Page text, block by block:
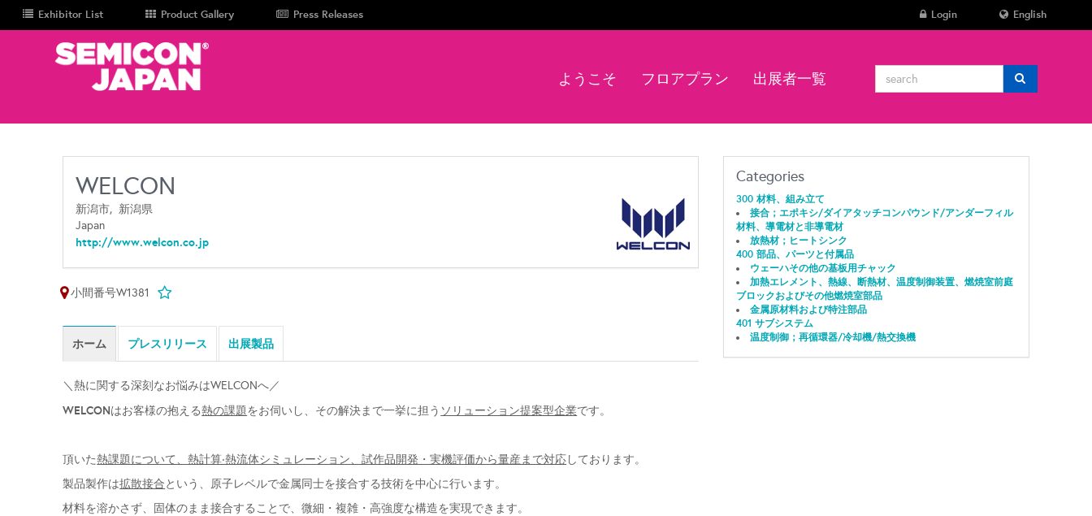
Exhibitor List Product Gallery Press Releases English
Login
ようこそ フロアプラン 出展者一覧
WELCON
新潟市, 新潟県
Japan
http://www.welcon.co.jp
小間番号W1381
ホーム プレスリリース 出展製品
＼熱に関する深刻なお悩みはWELCONへ／
WELCONはお客様の抱える熱の課題をお伺いし、その解決まで一挙に担う ソリューション提案型企業です。
頂いた熱課題について、熱計算‧熱流体シミュレーション、試作品開発・実機評価から量産まで対応しております。
製品製作は拡散接合という、原子レベルで金属同士を接合する技術を中心に行います。
材料を溶かさず、固体のまま接合することで、微細・複雑・高強度な構造を実現できます。
Categories
300 材料、組み立て
接合；エポキシ/ダイアタッチコンパウンド/アンダーフィル
材料、導電材と非導電材
放熱材；ヒートシンク
400 部品、パーツと付属品
ウェーハその他の基板用チャック
加熱エレメント、熱線、断熱材、温度制御装置、燃焼室前庭
ブロックおよびその他燃焼室部品
金属原材料および特注部品
401 サブシステム
温度制御；再循環器/冷却機/熱交換機